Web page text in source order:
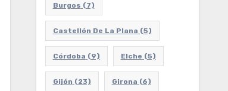
Burgos (7)
Castellón De La Plana (5)
Córdoba (9) Elche (5)
Gijón (23) Girona (6)